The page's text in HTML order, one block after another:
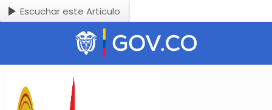
Escuchar este Articulo